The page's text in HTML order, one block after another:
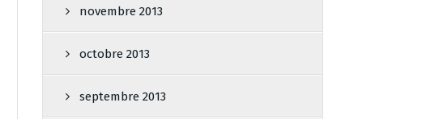
novembre 2013
octobre 2013
septembre 2013